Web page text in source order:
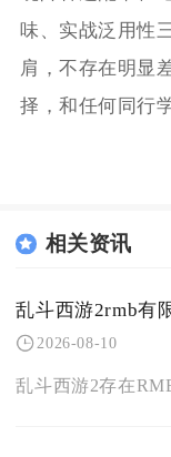
味、实战泛用性
肩，不存在明显
择，和任何同行
相关资讯
乱斗西游2rmb有
2026-08-10